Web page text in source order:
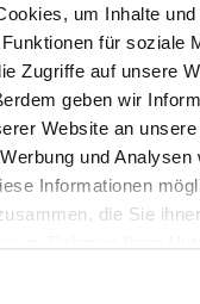
um Inhalte
für soziale
Zugriffe auf unsere
geben wir
Website an
und Analysen
Informationen
die Sie